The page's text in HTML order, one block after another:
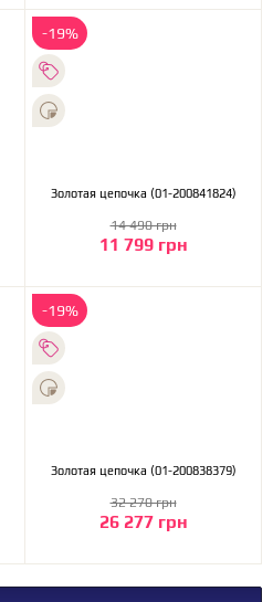
-19%
Золотая цепочка (01-200841824)
11 799 грн
14 490 грн
-19%
Золотая цепочка (01-200838379)
26 277 грн
32 270 грн